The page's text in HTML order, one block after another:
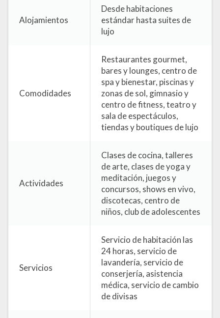
Alojamientos
Desde habitaciones
estándar hasta suites de
lujo
Comodidades
Restaurantes gourmet,
bares y lounges, centro de
spa y bienestar, piscinas y
zonas de sol, gimnasio y
centro de fitness, teatro y
sala de espectáculos,
tiendas y boutiques de lujo
Actividades
Clases de cocina, talleres
de arte, clases de yoga y
meditación, juegos y
concursos, shows en vivo,
discotecas, centro de
niños, club de adolescentes
Servicios
Servicio de habitación las
24 horas, servicio de
lavandería, servicio de
conserjería, asistencia
médica, servicio de cambio
de divisas